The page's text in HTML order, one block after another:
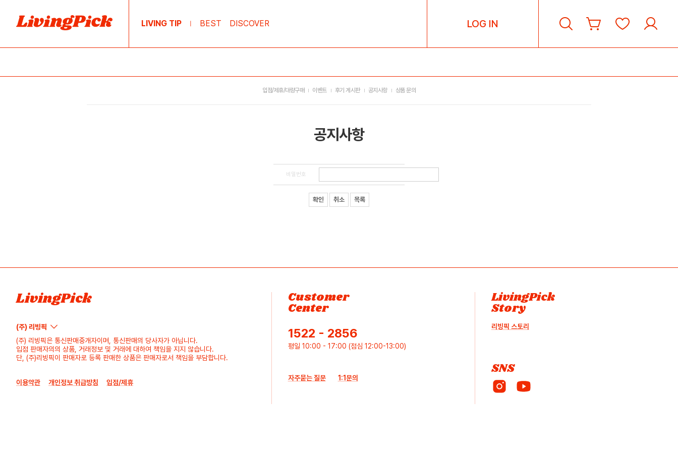
LIVING TIP | BEST DISCOVER LOG IN
입점/제휴/대량구매 이벤트 후기 게시판 공지사항 상품 문의
공지사항
비밀번호
확인 취소 목록
LivingPick
(주) 리빙픽
(주) 리빙픽은 통신판매중개자이며, 통신판매의 당사자가 아닙니다.
입점 판매자의의 상품, 거래정보 및 거래에 대하여 책임을 지지 않습니다.
단, (주)리빙픽이 판매자로 등록 판매한 상품은 판매자로서 책임을 부담합니다.
이용약관 개인정보 취급방침 입점/제휴
Customer
Center
1522 - 2856
평일 10:00 - 17:00 (점심 12:00-13:00)
자주묻는 질문 1:1문의
LivingPick
Story
리빙픽 스토리
SNS